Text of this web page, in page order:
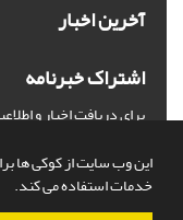
این وب سایت از کوکی ها
خدمات استفاده می کند.
آخرین اخبار
اشتراک خبرنامه
برای دریافت اخبار و